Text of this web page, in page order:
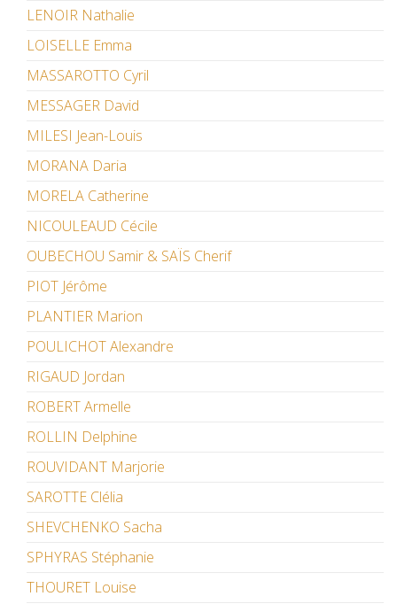
LENOIR Nathalie
LOISELLE Emma
MASSAROTTO Cyril
MESSAGER David
MILESI Jean-Louis
MORANA Daria
MORELA Catherine
NICOULEAUD Cécile
OUBECHOU Samir & SAÏS Cherif
PIOT Jérôme
PLANTIER Marion
POULICHOT Alexandre
RIGAUD Jordan
ROBERT Armelle
ROLLIN Delphine
ROUVIDANT Marjorie
SAROTTE Clélia
SHEVCHENKO Sacha
SPHYRAS Stéphanie
THOURET Louise